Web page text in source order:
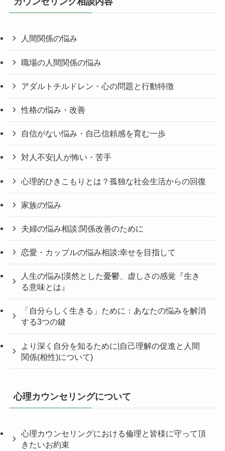
人間関係の悩み
職場の人間関係の悩み
アダルトチルドレン・心の問題と行動特徴
性格の悩み・改善
自信がない悩み・自己信頼感を育む一歩
対人不安|人が怖い・苦手
心理的ひきこもりとは？孤独な社会生活からの回復
家族の悩み
夫婦の悩み相談:関係改善のために
恋愛・カップルの悩み相談:幸せを目指して
人生の悩み|漠然とした憂鬱、虚しさの感覚『生き
る意味とは』
「自分らしく生きる」ために：あなたの悩みを解消
する3つの鍵
より深く自分を知るために|自己理解の促進と人間
関係(相性)について)
心理カウンセリングについて
心理カウンセリングにおける倫理と皆様に守って頂
きたいお約束